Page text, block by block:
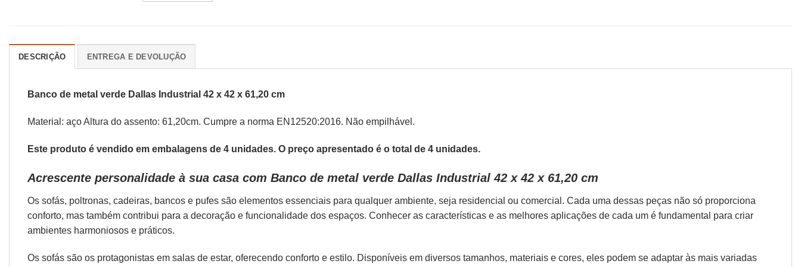
DESCRIÇÃO ENTREGA E DEVOLUÇÃO
Banco de metal verde Dallas Industrial 42 x 42 x 61,20 cm
Material: aço Altura do assento: 61,20cm. Cumpre a norma EN12520:2016. Não empilhável.
Este produto é vendido em embalagens de 4 unidades. O preço apresentado é o total de 4 unidades.
Acrescente personalidade à sua casa com Banco de metal verde Dallas Industrial 42 x 42 x 61,20 cm
Os sofás, poltronas, cadeiras, bancos e pufes são elementos essenciais para qualquer ambiente, seja residencial ou comercial. Cada uma dessas peças não só proporciona
conforto, mas também contribui para a decoração e funcionalidade dos espaços. Conhecer as características e as melhores aplicações de cada um é fundamental para criar
ambientes harmoniosos e práticos.
Os sofás são os protagonistas em salas de estar, oferecendo conforto e estilo. Disponíveis em diversos tamanhos, materiais e cores, eles podem se adaptar às mais variadas